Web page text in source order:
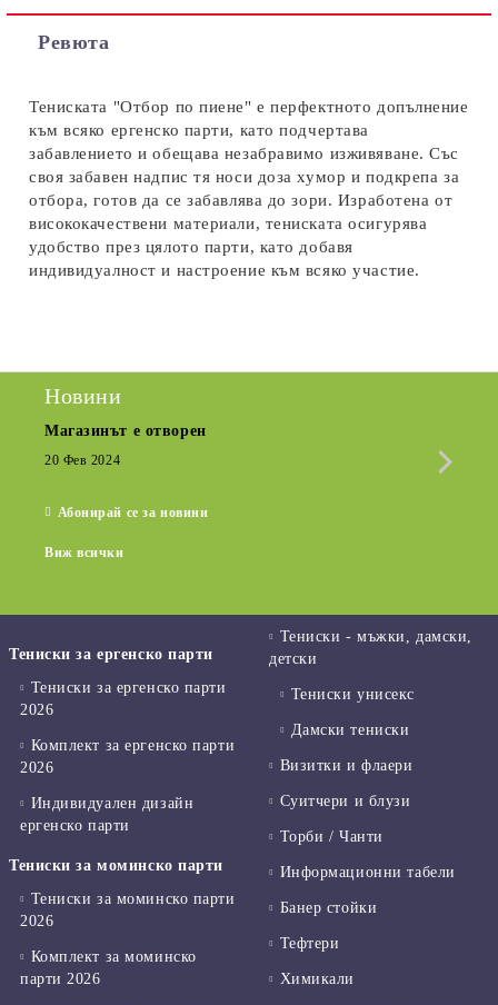
Ревюта
Тениската "Отбор по пиене" е перфектното допълнение
към всяко ергенско парти, като подчертава
забавлението и обещава незабравимо изживяване. Със
своя забавен надпис тя носи доза хумор и подкрепа за
отбора, готов да се забавлява до зори. Изработена от
висококачествени материали, тениската осигурява
удобство през цялото парти, като добавя
индивидуалност и настроение към всяко участие.
Новини
Магазинът е отворен
20 Фев 2024
Абонирай се за новини
Виж всички
Тениски за ергенско парти
Тениски за ергенско парти
2026
Комплект за ергенско парти
2026
Индивидуален дизайн
ергенско парти
Тениски за моминско парти
Тениски за моминско парти
2026
Комплект за моминско
парти 2026
Тениски - мъжки, дамски,
детски
Тениски унисекс
Дамски тениски
Визитки и флаери
Суитчери и блузи
Торби / Чанти
Информационни табели
Банер стойки
Тефтери
Химикали